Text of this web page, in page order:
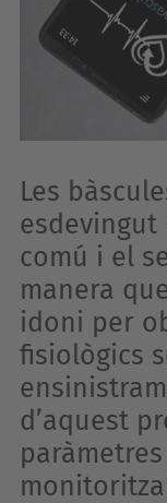
Les
comú i el
manera
idoni per
fisiològics
d’aquest